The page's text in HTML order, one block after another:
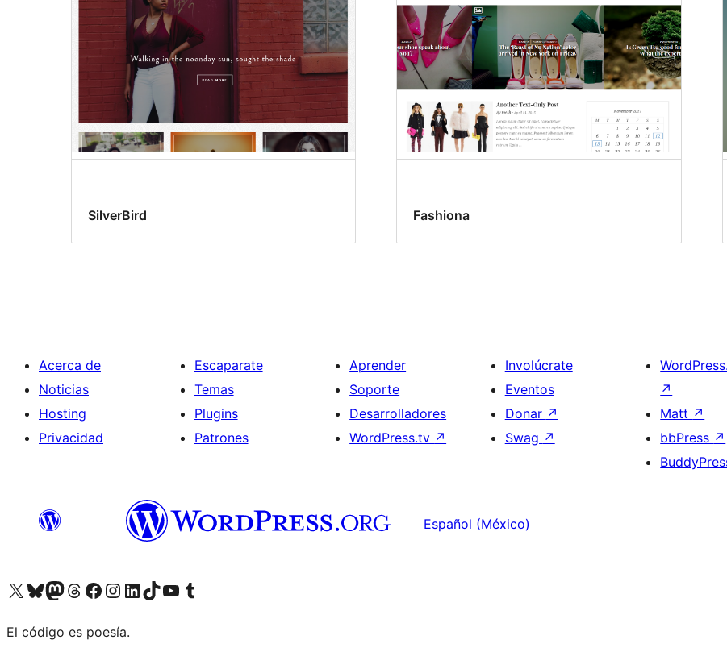
SilverBird Fashiona
Acerca de
Noticias
Hosting
Privacidad
Escaparate
Temas
Plugins
Patrones
Aprender
Soporte
Desarrolladores
WordPress.tv ↗
Involúcrate
Eventos
Donar ↗
Swag ↗
↗
Matt ↗
bbPress ↗
Español (México)
Visita nuestra cuenta de X (anteriormente Twitter)
Visita nuestra cuenta de Bluesky
Visita nuestra cuenta de Mastodon
Visita nuestra cuenta de Threads
Visita nuestra página de Facebook
Visita nuestra cuenta de Instagram
Visita nuestra cuenta de LinkedIn
Visita nuestra cuenta de TikTok
Visita nuestro canal de YouTube
Visita nuestra cuenta de Tumblr
El código es poesía.